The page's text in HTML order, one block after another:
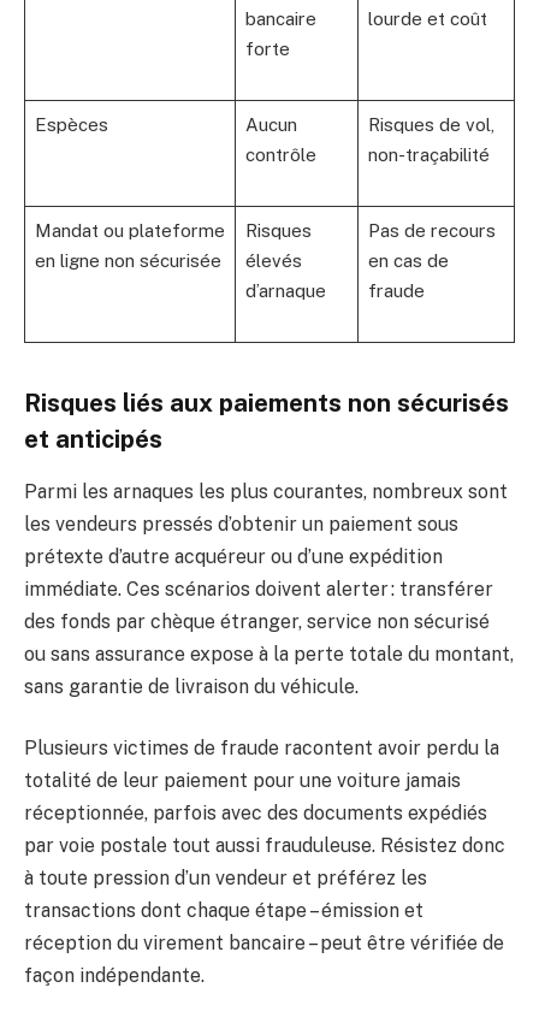
bancaire
forte
lourde et coût
Espèces
Aucun
contrôle
Risques de vol,
non-traçabilité
Mandat ou plateforme
en ligne non sécurisée
Risques
élevés
d’arnaque
Pas de recours
en cas de
fraude
Risques liés aux paiements non sécurisés
et anticipés
Parmi les arnaques les plus courantes, nombreux sont
les vendeurs pressés d’obtenir un paiement sous
prétexte d’autre acquéreur ou d’une expédition
immédiate. Ces scénarios doivent alerter : transférer
des fonds par chèque étranger, service non sécurisé
ou sans assurance expose à la perte totale du montant,
sans garantie de livraison du véhicule.
Plusieurs victimes de fraude racontent avoir perdu la
totalité de leur paiement pour une voiture jamais
réceptionnée, parfois avec des documents expédiés
par voie postale tout aussi frauduleuse. Résistez donc
à toute pression d’un vendeur et préférez les
transactions dont chaque étape – émission et
réception du virement bancaire – peut être vérifiée de
façon indépendante.